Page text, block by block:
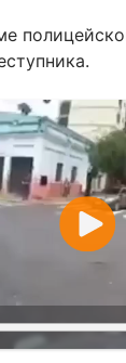
В
с
п
р